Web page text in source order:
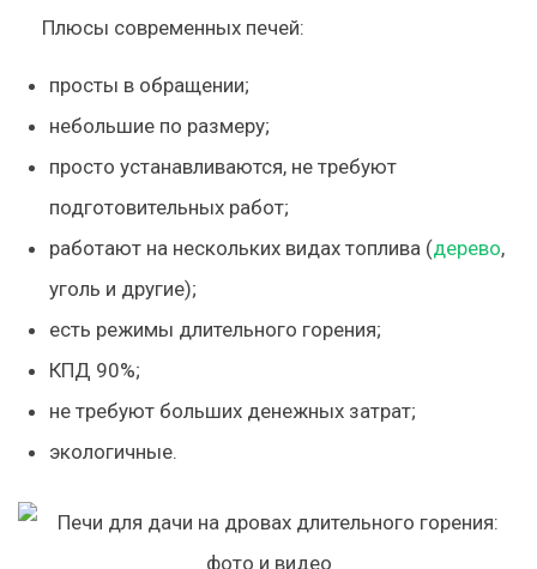
Плюсы современных печей:
просты в обращении;
небольшие по размеру;
просто устанавливаются, не требуют
подготовительных работ;
работают на нескольких видах топлива (дерево,
уголь и другие);
есть режимы длительного горения;
КПД 90%;
не требуют больших денежных затрат;
экологичные.